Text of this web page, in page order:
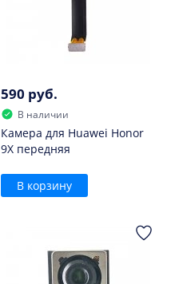
590 руб.
В наличии
Камера для Huawei Honor
9X передняя
В корзину